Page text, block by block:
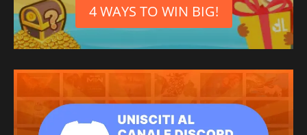
4 WAYS TO WIN BIG!